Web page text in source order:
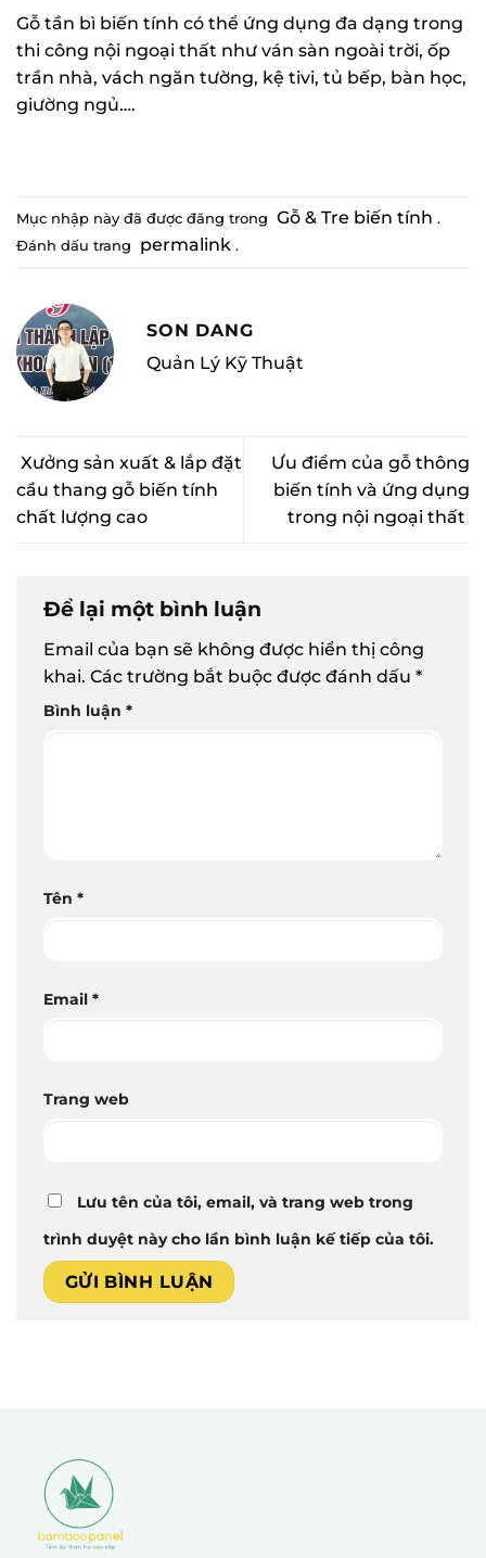
Gỗ tần bì biến tính có thể ứng dụng đa dạng trong
thi công nội ngoại thất như ván sàn ngoài trời, ốp
trần nhà, vách ngăn tường, kệ tivi, tủ bếp, bàn học,
giường ngủ….
Mục nhập này đã được đăng trong Gỗ & Tre biến tính .
Đánh dấu trang
permalink .
SON DANG
Quản Lý Kỹ Thuật
Xưởng sản xuất & lắp đặt
cầu thang gỗ biến tính
chất lượng cao
Ưu điểm của gỗ thông
biến tính và ứng dụng
trong nội ngoại thất
Để lại một bình luận
Email của bạn sẽ không được hiển thị công
khai. Các trường bắt buộc được đánh dấu *
Bình luận *
Tên *
Email *
Trang web
Lưu tên của tôi, email, và trang web trong
trình duyệt này cho lần bình luận kế tiếp của tôi.